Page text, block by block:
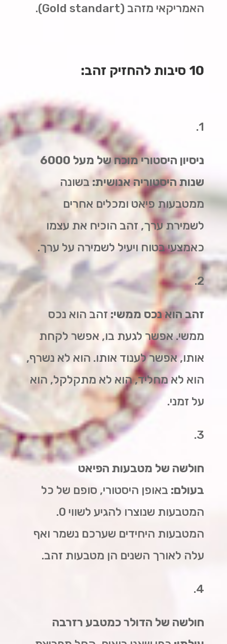
האמריקאי מזהב (Gold standart
).
10 סיבות להחזיק זהב:
1.
ניסיון היסטורי מוכח של מעל 6000
שנות היסטוריה אנושית: בשונה
ממטבעות פיאט ומכלים אחרים
לשמירת ערך, זהב הוכיח את עצמו
כאמצעי בטוח ויעיל לשמירה על ערך.
2.
זהב הוא נכס ממשי: זהב הוא נכס
ממשי. אפשר לגעת בו, אפשר לקחת
אותו, אפשר לענוד אותו. הוא לא נשרף,
הוא לא מחליד, הוא לא מתקלקל, הוא
על זמני.
3.
חולשה של מטבעות הפיאט
בעולם: באופן היסטורי, סופם של כל
המטבעות שנוצרו להגיע לשווי 0.
המטבעות היחידים שערכם נשמר ואף
עלה לאורך השנים הן מטבעות זהב.
4.
חולשה של הדולר כמטבע רזרבה